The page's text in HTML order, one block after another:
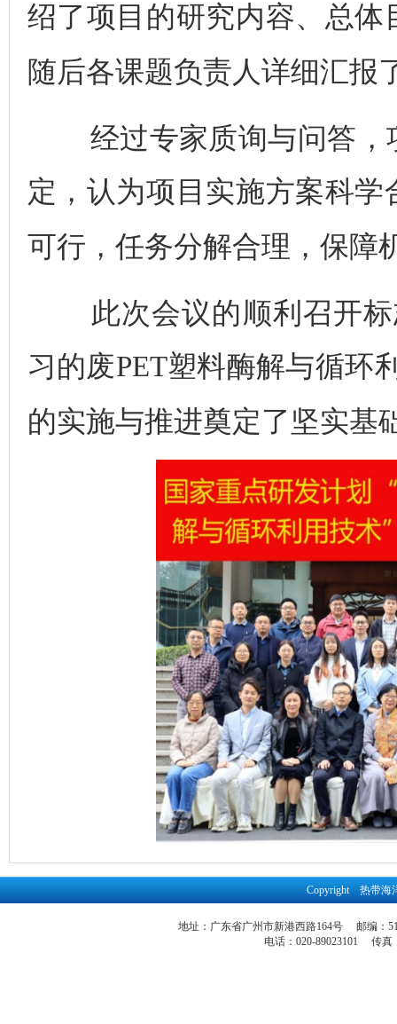
绍了项目的研究内容、总
随后各课题负责人详细汇报
经过专家质询与问答 ，
定 ， 认为项目实施方案科学
可行，任务分解合理，保障
此次会议的顺利召开
习的废PET塑料酶解与循环
的实施与推进奠定了坚实基
Copyright 热带海
地址：广东省广州市新港西路164号 邮编：
电话：020-89023101 传真